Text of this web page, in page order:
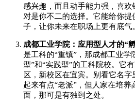
感兴趣，而且动手能力强，喜
对是你不二的选择。它能给你
子，让你未来在职场上更有底气
成都工业学院：应用型人才的“
是工科的“重镇”，那成都工业学
型”和“实践型”的工科院校。它
区，新校区在宜宾。别看它名字
起来有点“老派”，但人家在培养
面，那可是有独到之处。